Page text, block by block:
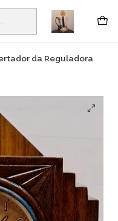
antiguidades em Viana do
da Reguladora